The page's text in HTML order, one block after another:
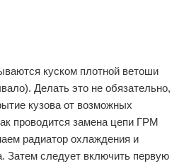
куском плотной ветоши
Делать это не обязательно,
кузова от возможных
проводится замена цепи ГРМ
радиатор охлаждения и
Затем следует включить первую